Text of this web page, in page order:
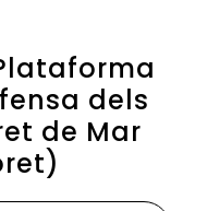
dels
de Mar